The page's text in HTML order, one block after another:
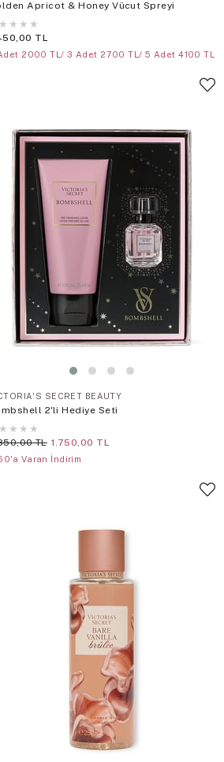
Apricot & Honey Vücut Spreyi
★ ★ ★ ★
TL
2000 TL/ 3 Adet 2700 TL/ 5 Adet 4100 TL
SECRET BEAUTY
2'li Hediye Seti
★ ★ ★ ★
TL 1.750,00 TL
Varan İndirim